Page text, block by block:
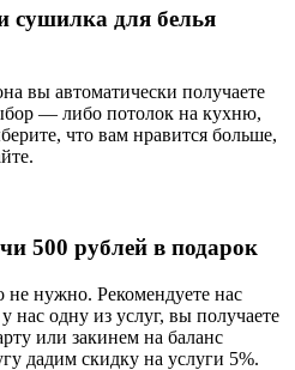
сушилка для белья
вы автоматически получаете
— либо потолок на кухню,
что вам нравится больше,
500 рублей в подарок
не нужно. Рекомендуете нас
нас одну из услуг, вы получаете
или закинем на баланс
дадим скидку на услуги 5%.